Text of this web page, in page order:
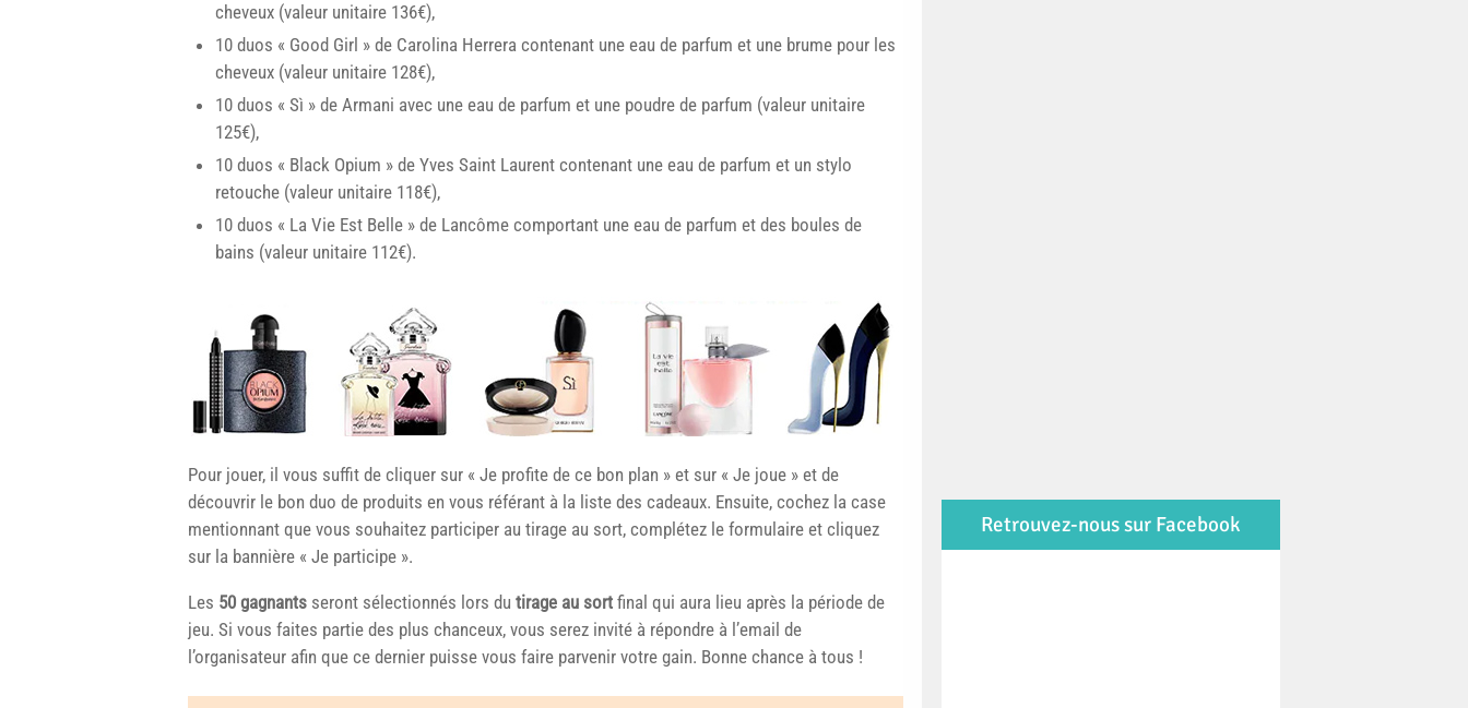
cheveux (valeur unitaire 136€),
10 duos « Good Girl » de Carolina Herrera contenant une eau de parfum et une brume pour les
cheveux (valeur unitaire 128€),
10 duos « Sì » de Armani avec une eau de parfum et une poudre de parfum (valeur unitaire
125€),
10 duos « Black Opium » de Yves Saint Laurent contenant une eau de parfum et un stylo
retouche (valeur unitaire 118€),
10 duos « La Vie Est Belle » de Lancôme comportant une eau de parfum et des boules de
bains (valeur unitaire 112€).
Pour jouer, il vous suffit de cliquer sur « Je profite de ce bon plan » et sur « Je joue » et de
découvrir le bon duo de produits en vous référant à la liste des cadeaux. Ensuite, cochez la case
mentionnant que vous souhaitez participer au tirage au sort, complétez le formulaire et cliquez
sur la bannière « Je participe ».
Les 50 gagnants seront sélectionnés lors du tirage au sort final qui aura lieu après la période de
jeu. Si vous faites partie des plus chanceux, vous serez invité à répondre à l’email de
l’organisateur afin que ce dernier puisse vous faire parvenir votre gain. Bonne chance à tous !
Retrouvez-nous sur Facebook